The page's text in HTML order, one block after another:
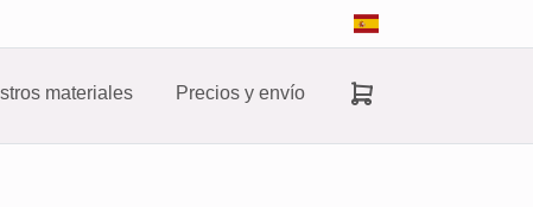
materiales Precios y envío